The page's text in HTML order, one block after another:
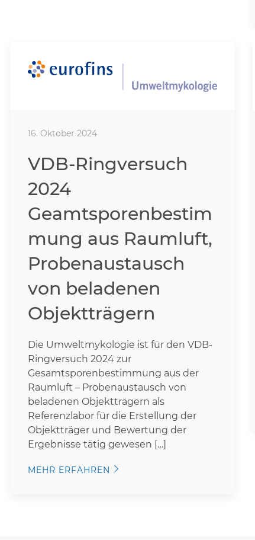
16. Oktober 2024
VDB-Ringversuch
2024
Geamtsporenbestim
mung aus Raumluft,
Probenaustausch
von beladenen
Objektträgern
Die Umweltmykologie ist für den VDB-
Ringversuch 2024 zur
Gesamtsporenbestimmung aus der
Raumluft – Probenaustausch von
beladenen Objektträgern als
Referenzlabor für die Erstellung der
Objektträger und Bewertung der
Ergebnisse tätig gewesen […]
MEHR ERFAHREN